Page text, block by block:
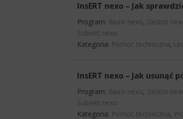
InsERT nexo – Jak
Program: Biuro nexo, Gestor
Subiekt nexo
Kategoria: Pomoc techniczna,
InsERT nexo – Jak usunąć
Program: Biuro nexo, Gestor
Subiekt nexo
Kategoria: Pomoc techniczna,